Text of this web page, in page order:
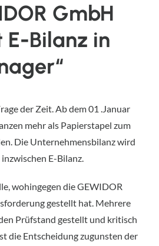
GmbH
Bilanz in
der Zeit. Ab dem 01 .Januar
mehr als Papierstapel zum
Die Unternehmensbilanz wird
E-Bilanz.
wohingegen die GEWIDOR
gestellt hat. Mehrere
Prüfstand gestellt und kritisch
die Entscheidung zugunsten der